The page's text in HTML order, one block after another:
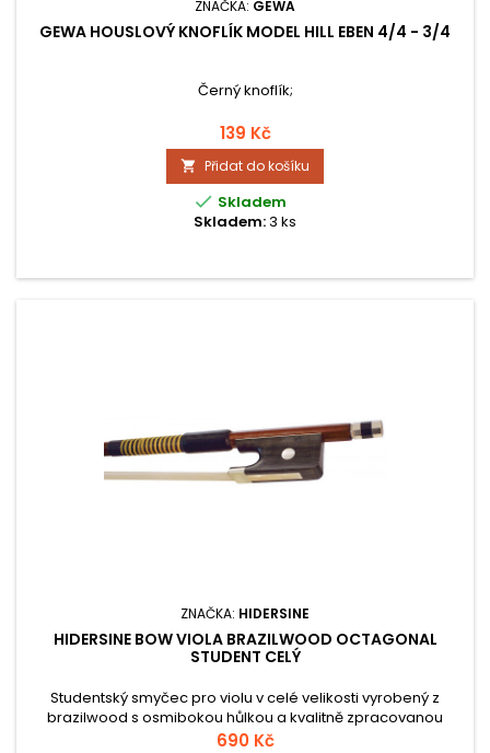
ZNAČKA: GEWA
GEWA HOUSLOVÝ KNOFLÍK MODEL HILL EBEN 4/4 - 3/4
Černý knoflík;
139 Kč
 Přidat do košíku
 Skladem
Skladem:3 ks
ZNAČKA: HIDERSINE
HIDERSINE BOW VIOLA BRAZILWOOD OCTAGONAL
STUDENT CELÝ
Studentský smyčec pro violu v celé velikosti vyrobený z
brazilwood s osmibokou hůlkou a kvalitně zpracovanou
žabkou.
690 Kč